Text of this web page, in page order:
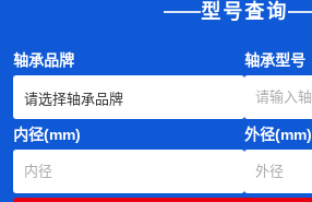
型号查询
轴承品牌 轴承型号
内径(mm) 外径(mm)